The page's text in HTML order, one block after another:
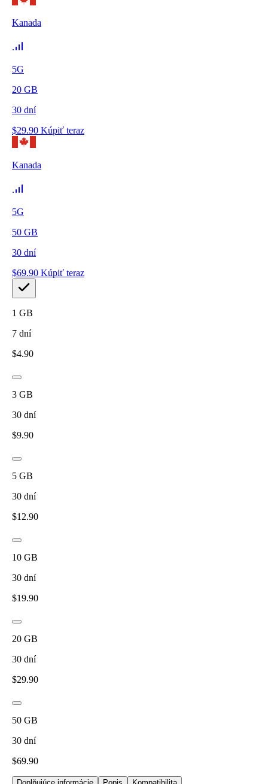
Kanada
5G
20 GB
30 dní
$29.90 Kúpiť teraz
Kanada
5G
50 GB
30 dní
$69.90 Kúpiť teraz
1 GB
7 dní
$4.90
3 GB
30 dní
$9.90
5 GB
30 dní
$12.90
10 GB
30 dní
$19.90
20 GB
30 dní
$29.90
50 GB
30 dní
$69.90